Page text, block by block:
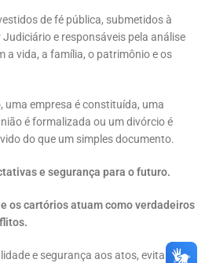
de fé pública, submetidos à
e responsáveis pela análise
a vida, a família, o patrimônio e os
uma empresa é constituída, uma
é formalizada ou um divórcio é
do que um simples documento.
e segurança para o futuro.
os cartórios atuam como verdadeiros
e segurança aos atos, evitam